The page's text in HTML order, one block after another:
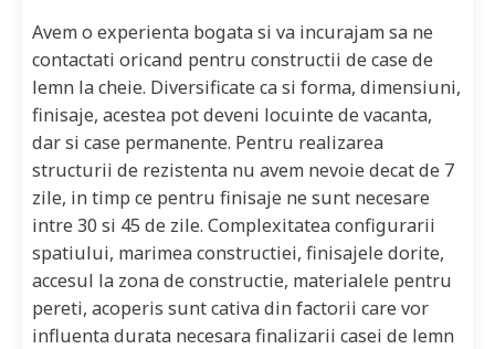
Avem o experienta bogata si va incurajam sa ne
contactati oricand pentru constructii de case de
lemn la cheie. Diversificate ca si forma, dimensiuni,
finisaje, acestea pot deveni locuinte de vacanta,
dar si case permanente. Pentru realizarea
structurii de rezistenta nu avem nevoie decat de 7
zile, in timp ce pentru finisaje ne sunt necesare
intre 30 si 45 de zile. Complexitatea configurarii
spatiului, marimea constructiei, finisajele dorite,
accesul la zona de constructie, materialele pentru
pereti, acoperis sunt cativa din factorii care vor
influenta durata necesara finalizarii casei de lemn